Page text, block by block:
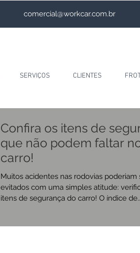
comercial@workcar.com.br
SERVIÇOS CLIENTES
Confira os itens de
que não podem faltar
carro!
Muitos acidentes nas rodovias poderiam
evitados com uma simples atitude:
itens de segurança do carro! O índice